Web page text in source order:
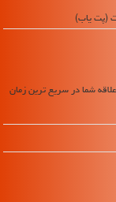
شما در سریع ترین زمان